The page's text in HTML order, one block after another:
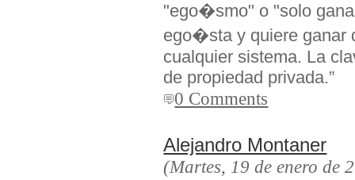
"ego�smo" o "solo
ego�sta y quiere ganar
cualquier sistema. La
de propiedad privada.”
0 Comments
Alejandro Montaner
(Martes, 19 de enero de